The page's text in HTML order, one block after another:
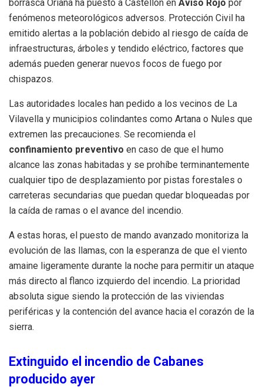
borrasca Oriana ha puesto a Castellón en Aviso Rojo por
fenómenos meteorológicos adversos. Protección Civil ha
emitido alertas a la población debido al riesgo de caída de
infraestructuras, árboles y tendido eléctrico, factores que
además pueden generar nuevos focos de fuego por
chispazos.
Las autoridades locales han pedido a los vecinos de La
Vilavella y municipios colindantes como Artana o Nules que
extremen las precauciones. Se recomienda el
confinamiento preventivo en caso de que el humo
alcance las zonas habitadas y se prohíbe terminantemente
cualquier tipo de desplazamiento por pistas forestales o
carreteras secundarias que puedan quedar bloqueadas por
la caída de ramas o el avance del incendio.
A estas horas, el puesto de mando avanzado monitoriza la
evolución de las llamas, con la esperanza de que el viento
amaine ligeramente durante la noche para permitir un ataque
más directo al flanco izquierdo del incendio. La prioridad
absoluta sigue siendo la protección de las viviendas
periféricas y la contención del avance hacia el corazón de la
sierra.
Extinguido el incendio de Cabanes
producido ayer